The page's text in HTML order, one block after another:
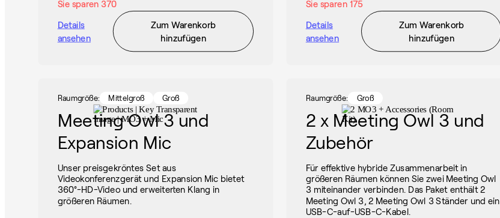
Sie sparen 370
Details
ansehen
Zum Warenkorb
hinzufügen
Sie sparen 175
Details
ansehen
Zum Warenkorb
hinzufügen
Raumgröße: Mittelgroß Groß
Meeting Owl 3 und
Expansion Mic
Unser preisgekröntes Set aus
Videokonferenzgerät und Expansion Mic bietet
360°-HD-Video und erweiterten Klang in
größeren Räumen.
Raumgröße: Groß
2 x Meeting Owl 3 und
Zubehör
Für effektive hybride Zusammenarbeit in
größeren Räumen können Sie zwei Meeting Owl
3 miteinander verbinden. Das Paket enthält 2
Meeting Owl 3, 2 Meeting Owl 3 Ständer und ein
USB-C-auf-USB-C-Kabel.